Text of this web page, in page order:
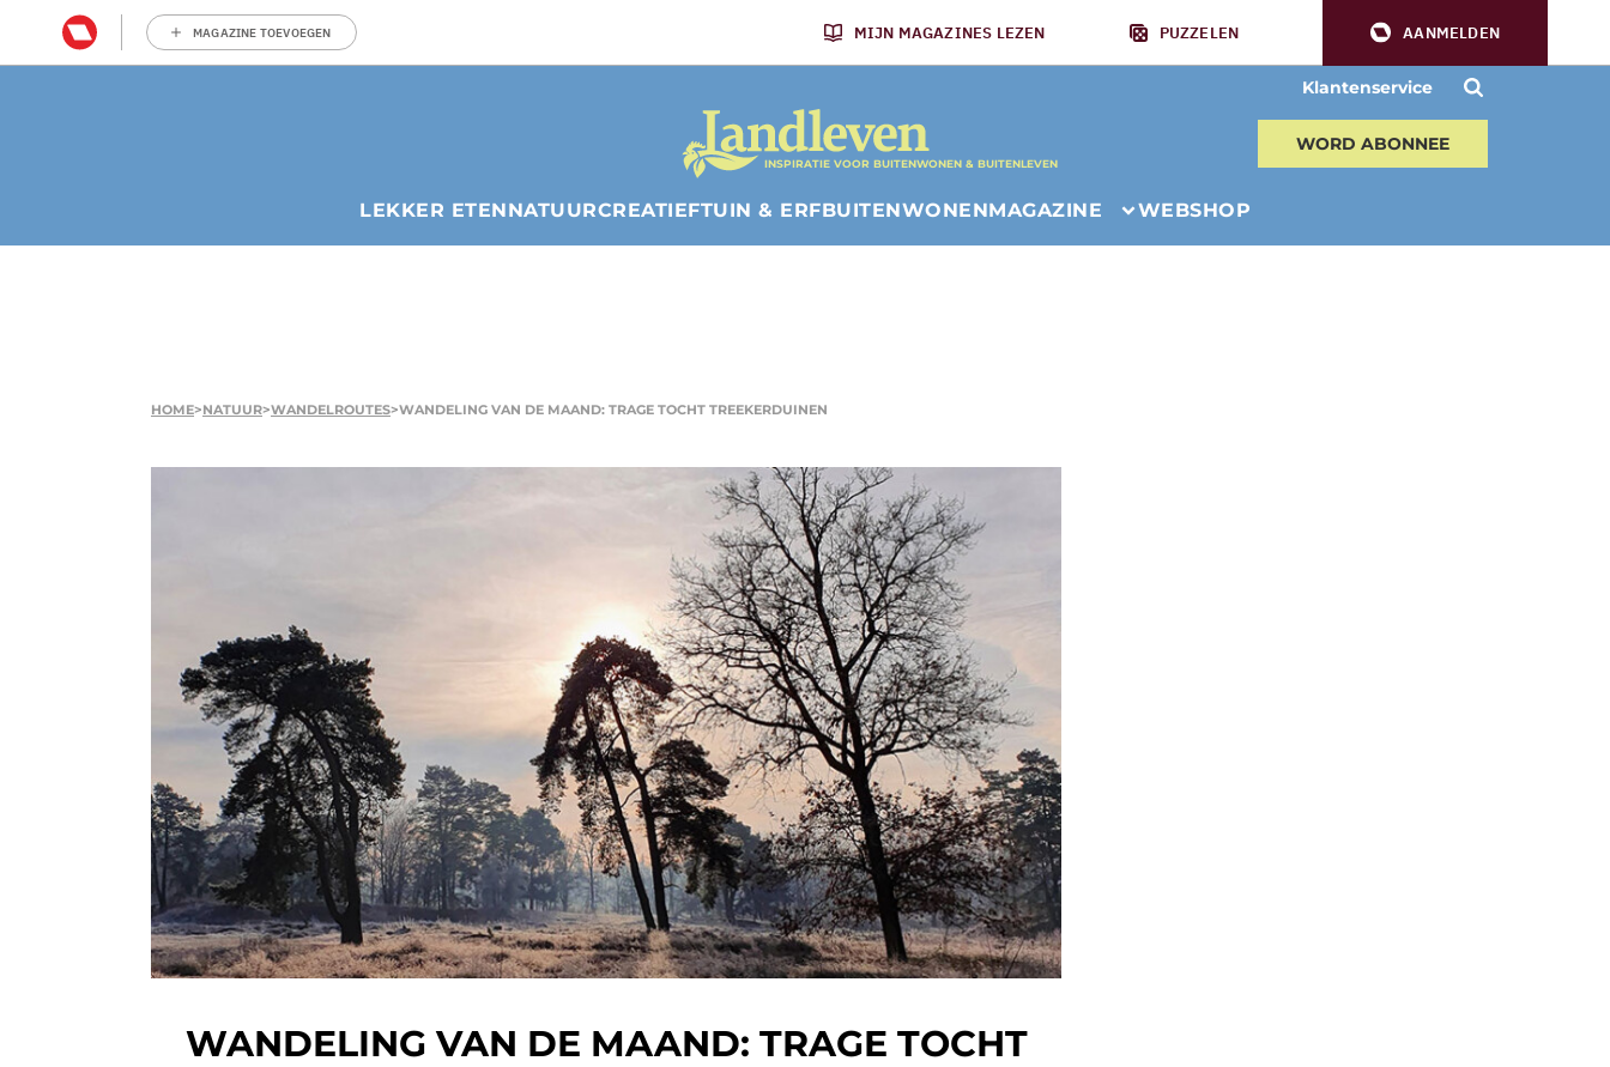
MAGAZINE TOEVOEGEN MIJN MAGAZINES LEZEN PUZZELEN AANMELDEN
Klantenservice
INSPIRATIE VOOR BUITENWONEN & BUITENLEVEN
WORD ABONNEE
LEKKER ETENNATUURCREATIEFTUIN & ERFBUITENWONENMAGAZINE WEBSHOP
HOME>NATUUR>WANDELROUTES>WANDELING VAN DE MAAND: TRAGE TOCHT TREEKERDUINEN
WANDELING VAN DE MAAND: TRAGE TOCHT